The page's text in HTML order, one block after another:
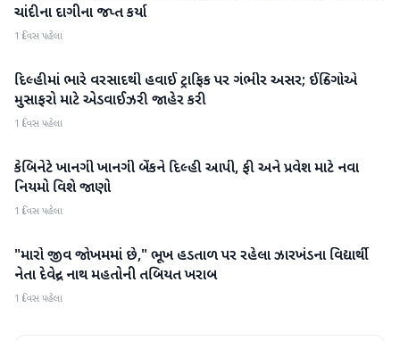
ચાંદીના દાગીના જપ્ત કર્યા
1 દિવસ પહેલા
રાષ્ટ્રીય
દિલ્હીમાં ભારે વરસાદથી હવાઈ ટ્રાફિક પર ગંભીર અસર; ઈન્ડિગોએ
મુસાફરો માટે એડવાઈઝરી જાહેર કરી
1 દિવસ પહેલા
રાષ્ટ્રીય
કેબિનેટે ખાનગી ખાનગી બેંકને દિલ્હી આપી, ફી અને પ્રવેશ માટે નવા
નિયમો વિશે જાણો
1 દિવસ પહેલા
રાષ્ટ્રીય
"મારો જીવ જોખમમાં છે," ભૂખ હડતાળ પર રહેલા ઝારખંડના વિદ્યાર્થી
નેતા દેવેન્દ્ર નાથ મહતોની તબિયત ખરાબ
1 દિવસ પહેલા